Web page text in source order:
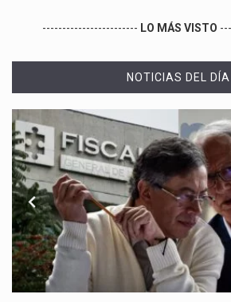
------------------------ LO MÁS VISTO
NOTICIAS DEL DÍA